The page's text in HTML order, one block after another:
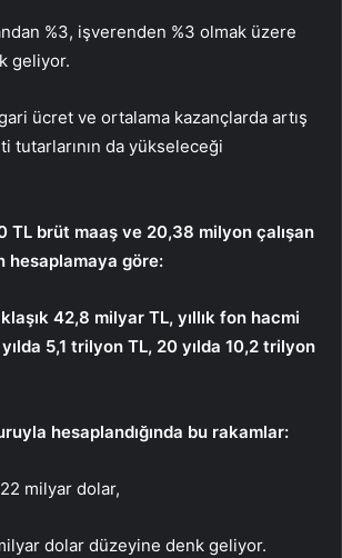
%3, işverenden %3 olmak üzere
geliyor.
ücret ve ortalama kazançlarda artış
tutarlarının da yükseleceği
TL brüt maaş ve 20,38 milyon çalışan
hesaplamaya göre:
42,8 milyar TL, yıllık fon hacmi
5,1 trilyon TL, 20 yılda 10,2 trilyon
hesaplandığında bu rakamlar:
milyar dolar,
dolar düzeyine denk geliyor.